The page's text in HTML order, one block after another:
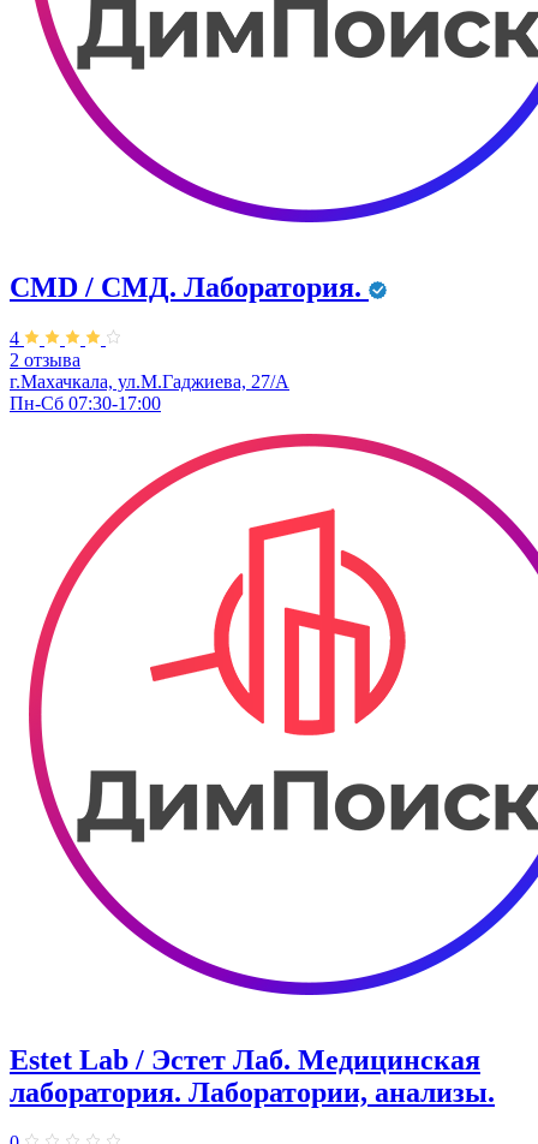
CMD / СМД. Лаборатория.
4
2 отзыва
г.Махачкала, ул.М.Гаджиева, 27/А
Пн-Сб 07:30-17:00
Estet Lab / Эстет Лаб. Медицинская
лаборатория. Лаборатории, анализы.